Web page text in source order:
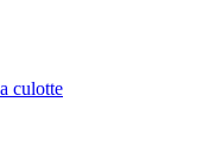
culotte